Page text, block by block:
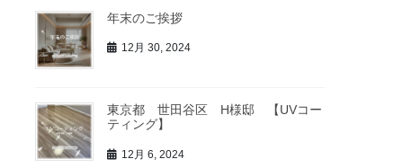
年末のご挨拶
12月 30, 2024
東京都 世田谷区 H様邸 【UVコー
ティング】
12月 6, 2024